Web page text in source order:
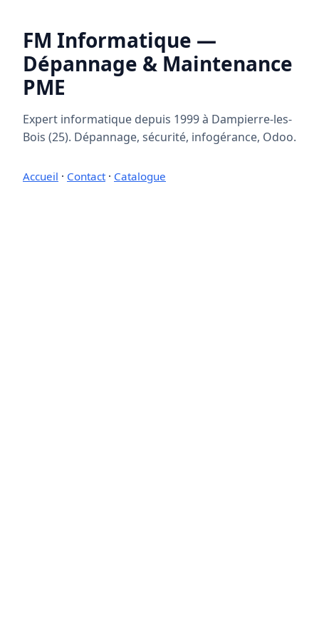
FM Informatique —
Dépannage & Maintenance
PME
Expert informatique depuis 1999 à Dampierre-les-
Bois (25). Dépannage, sécurité, infogérance, Odoo.
Accueil · Contact· Catalogue